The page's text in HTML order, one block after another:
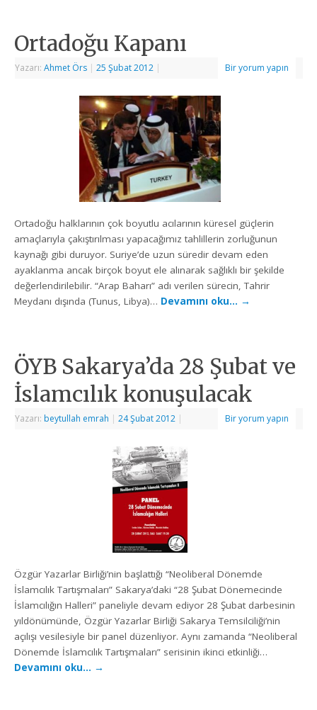
Ortadoğu Kapanı
Yazarı:Ahmet Örs | 25 Şubat 2012 | Bir yorum yapın
Ortadoğu halklarının çok boyutlu acılarının küresel güçlerin
amaçlarıyla çakıştırılması yapacağımız tahlillerin zorluğunun
kaynağı gibi duruyor. Suriye’de uzun süredir devam eden
ayaklanma ancak birçok boyut ele alınarak sağlıklı bir şekilde
değerlendirilebilir. “Arap Baharı” adı verilen sürecin, Tahrir
Meydanı dışında (Tunus, Libya)… Devamını oku… →
ÖYB Sakarya’da 28 Şubat ve
İslamcılık konuşulacak
Yazarı: beytullah emrah | 24 Şubat 2012 | Bir yorum yapın
Özgür Yazarlar Birliği’nin başlattığı “Neoliberal Dönemde
İslamcılık Tartışmaları” Sakarya’daki “28 Şubat Dönemecinde
İslamcılığın Halleri” paneliyle devam ediyor 28 Şubat darbesinin
yıldönümünde, Özgür Yazarlar Birliği Sakarya Temsilciliği’nin
açılışı vesilesiyle bir panel düzenliyor. Aynı zamanda “Neoliberal
Dönemde İslamcılık Tartışmaları” serisinin ikinci etkinliği…
Devamını oku… →